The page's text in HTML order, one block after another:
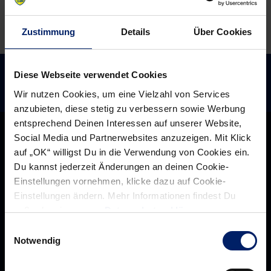
Zustimmung Details Über Cookies
Diese Webseite verwendet Cookies
Wir nutzen Cookies, um eine Vielzahl von Services
anzubieten, diese stetig zu verbessern sowie Werbung
entsprechend Deinen Interessen auf unserer Website,
Social Media und Partnerwebsites anzuzeigen. Mit Klick
auf „OK“ willigst Du in die Verwendung von Cookies ein.
Du kannst jederzeit Änderungen an deinen Cookie-
Einstellungen vornehmen, klicke dazu auf Cookie-
Einstellungen ändern. Mehr Informationen findest Du
außerdem in unsererDatenschutzerklärung.
Notwendig